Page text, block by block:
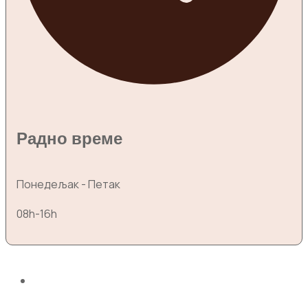
Радно време
Понедељак - Петак
08h-16h